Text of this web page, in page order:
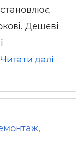
Дешеві
Читати далі